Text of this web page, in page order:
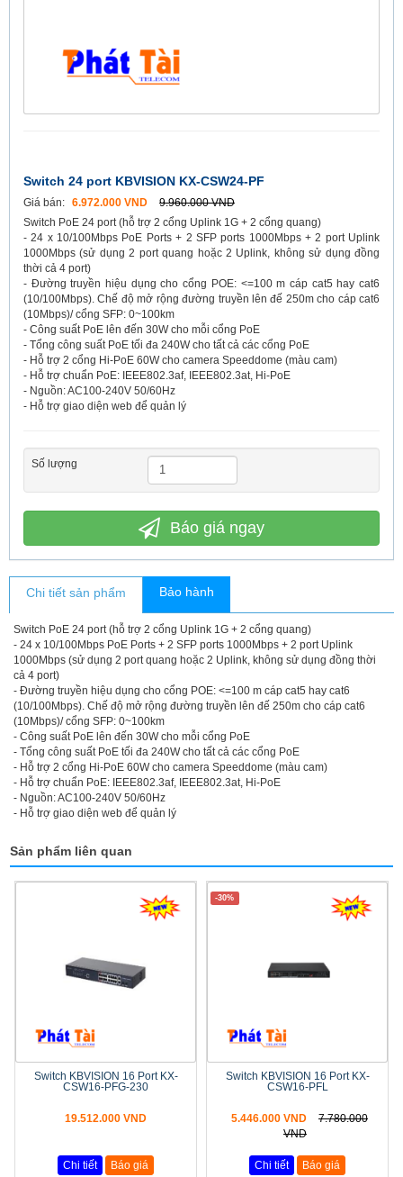
Switch 24 port KBVISION KX-CSW24-PF
Giá bán: 6.972.000 VND
9.960.000 VND
Switch PoE 24 port (hỗ trợ 2 cổng Uplink 1G + 2 cổng quang)
- 24 x 10/100Mbps PoE Ports + 2 SFP ports 1000Mbps + 2 port Uplink
1000Mbps (sử dụng 2 port quang hoặc 2 Uplink, không sử dụng đồng
thời cả 4 port)
- Đường truyền hiệu dụng cho cổng POE: <=100 m cáp cat5 hay cat6
(10/100Mbps). Chế độ mở rộng đường truyền lên đế 250m cho cáp cat6
(10Mbps)/ cổng SFP: 0~100km
- Công suất PoE lên đến 30W cho mỗi cổng PoE
- Tổng công suất PoE tối đa 240W cho tất cả các cổng PoE
- Hỗ trợ 2 cổng Hi-PoE 60W cho camera Speeddome (màu cam)
- Hỗ trợ chuẩn PoE: IEEE802.3af, IEEE802.3at, Hi-PoE
- Nguồn: AC100-240V 50/60Hz
- Hỗ trợ giao diện web để quản lý
Số lượng
Báo giá ngay
Chi tiết sản phẩm Bảo hành
Switch PoE 24 port (hỗ trợ 2 cổng Uplink 1G + 2 cổng quang)
- 24 x 10/100Mbps PoE Ports + 2 SFP ports 1000Mbps + 2 port Uplink
1000Mbps (sử dụng 2 port quang hoặc 2 Uplink, không sử dụng đồng thời
cả 4 port)
- Đường truyền hiệu dụng cho cổng POE: <=100 m cáp cat5 hay cat6
(10/100Mbps). Chế độ mở rộng đường truyền lên đế 250m cho cáp cat6
(10Mbps)/ cổng SFP: 0~100km
- Công suất PoE lên đến 30W cho mỗi cổng PoE
- Tổng công suất PoE tối đa 240W cho tất cả các cổng PoE
- Hỗ trợ 2 cổng Hi-PoE 60W cho camera Speeddome (màu cam)
- Hỗ trợ chuẩn PoE: IEEE802.3af, IEEE802.3at, Hi-PoE
- Nguồn: AC100-240V 50/60Hz
- Hỗ trợ giao diện web để quản lý
Sản phẩm liên quan
Switch KBVISION 16 Port KX-
CSW16-PFG-230
19.512.000 VND
Chi tiết Báo giá
-30%
Switch KBVISION 16 Port KX-
CSW16-PFL
5.446.000 VND
7.780.000
VND
Chi tiết Báo giá